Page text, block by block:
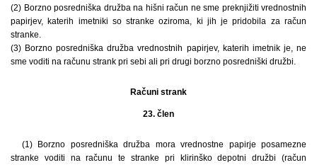
(2) Borzno posredniška družba na hišni račun ne sme preknjižiti vrednostnih
papirjev, katerih imetniki so stranke oziroma, ki jih je pridobila za račun
stranke.
(3) Borzno posredniška družba vrednostnih papirjev, katerih imetnik je, ne
sme voditi na računu strank pri sebi ali pri drugi borzno posredniški družbi.
Računi strank
23. člen
(1) Borzno posredniška družba mora vrednostne papirje posamezne
stranke voditi na računu te stranke pri klirinško depotni družbi (račun